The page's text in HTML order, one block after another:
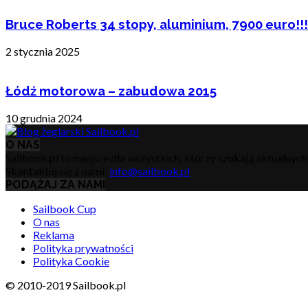
Bruce Roberts 34 stopy, aluminium, 7900 euro!!!
2 stycznia 2025
Łódź motorowa – zabudowa 2015
10 grudnia 2024
O NAS
info@sailbook.pl
PODĄŻAJ ZA NAMI
Sailbook Cup
O nas
Reklama
Polityka prywatności
Polityka Cookie
© 2010-2019 Sailbook.pl